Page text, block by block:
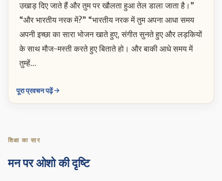
उखाड़ दिए जाते हैं और तुम पर खौलता हुआ तेल डाला जाता है।”
“और भारतीय नरक में?” “भारतीय नरक में तुम अपना आधा समय
अपनी इच्छा का सारा भोजन खाते हुए, संगीत सुनते हुए और लड़कियों
के साथ मौज-मस्ती करते हुए बिताते हो। और बाकी आधे समय में
तुम्हें…
पूरा प्रवचन पढ़ें
शिक्षा का सार
मन पर ओशो की दृष्टि